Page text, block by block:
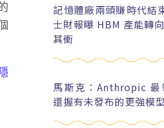
記憶體廠兩頭賺時代結
士財報曝 HBM 產能轉
其衝
馬斯克：Anthropic 最
還握有未發布的更強模型